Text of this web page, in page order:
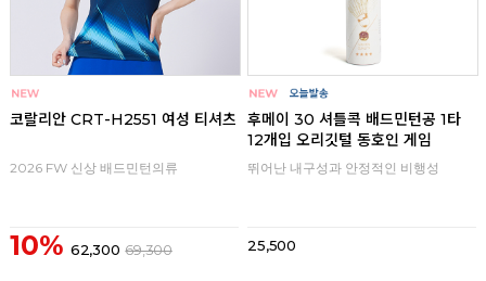
코랄리안 CRT-H2551 여성 티셔츠
2026 FW 신상 배드민턴의류
10% 62,300 69,300
후메이 30 셔틀콕 배드민턴공 1타
12개입 오리깃털 동호인 게임
뛰어난 내구성과 안정적인 비행성
25,500